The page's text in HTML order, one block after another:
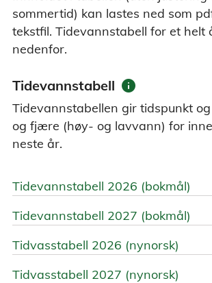
sommertid) kan lastes ned som
tekstfil. Tidevannstabell for et helt
nedenfor.
Tidevannstabell info
Tidevannstabellen gir tidspunkt
og fjære (høy- og lavvann) for
neste år.
Tidevannstabell 2026 (bokmål)
Tidevannstabell 2027 (bokmål)
Tidvasstabell 2026 (nynorsk)
Tidvasstabell 2027 (nynorsk)